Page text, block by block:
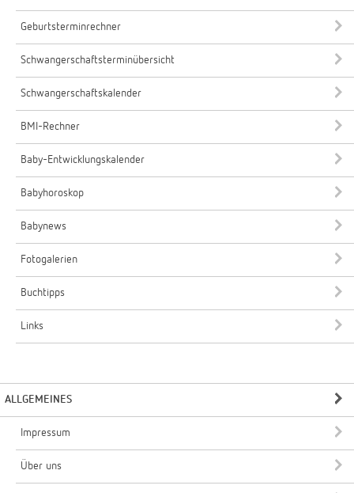
Geburtsterminrechner
Schwangerschaftsterminübersicht
Schwangerschaftskalender
BMI-Rechner
Baby-Entwicklungskalender
Babyhoroskop
Babynews
Fotogalerien
Buchtipps
Links
ALLGEMEINES
Impressum
Über uns